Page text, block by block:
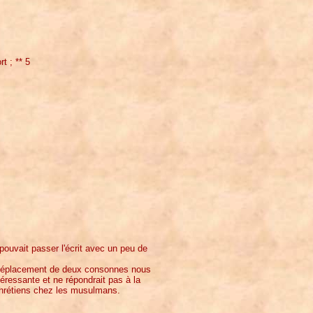
; ** 5
passer l'écrit avec un peu de
de deux consonnes nous
et ne répondrait pas à la
chez les musulmans.